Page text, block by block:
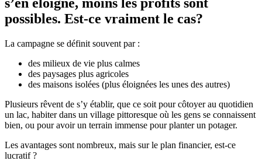
possibles. Est-ce vraiment le cas?
La campagne se définit souvent par :
des milieux de vie plus calmes
des paysages plus agricoles
des maisons isolées (plus éloignées les unes des autres)
Plusieurs rêvent de s’y établir, que ce soit pour côtoyer au quotidien
un lac, habiter dans un village pittoresque où les gens se connaissent
bien, ou pour avoir un terrain immense pour planter un potager.
Les avantages sont nombreux, mais sur le plan financier, est-ce
lucratif ?